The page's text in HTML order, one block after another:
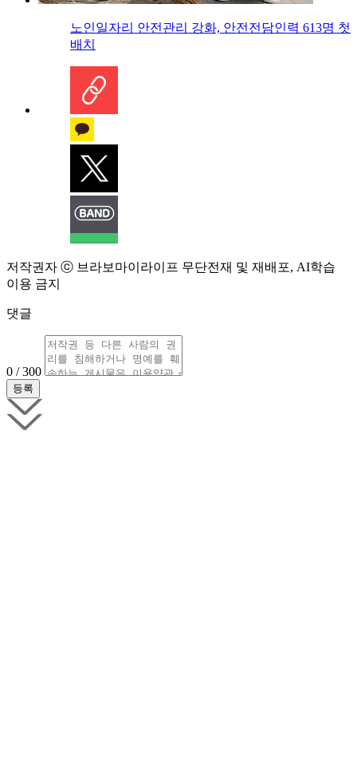
노인일자리 안전관리 강화, 안전전담인력 613명 첫
배치
저작권자 ⓒ 브라보마이라이프 무단전재 및 재배포, AI학습
이용 금지
댓글
0 / 300